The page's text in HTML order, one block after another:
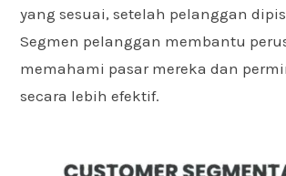
yang sesuai, setelah pelanggan
Segmen pelanggan membantu
memahami pasar mereka dan
secara lebih efektif.